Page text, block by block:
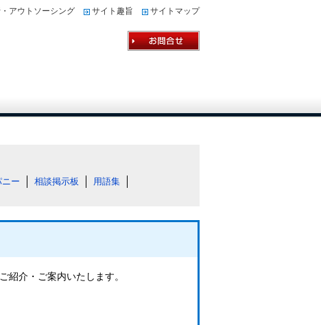
アウトソーシング サイト趣旨 サイトマップ
ー 相談掲示板 用語集
紹介・ご案内いたします。